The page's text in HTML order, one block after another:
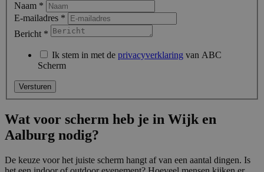
Naam *
E-mailadres *
Bericht *
Ik stem in met de privacyverklaring van ABC
Scherm
Wat voor scherm heb je in Wijk en
Aalburg nodig?
De keuze voor het juiste scherm hangt af van een aantal dingen. Is